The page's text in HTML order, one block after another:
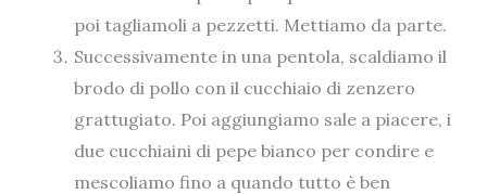
poi tagliamoli a pezzetti. Mettiamo da parte.
Successivamente in una pentola, scaldiamo il
brodo di pollo con il cucchiaio di zenzero
grattugiato. Poi aggiungiamo sale a piacere, i
due cucchiaini di pepe bianco per condire e
mescoliamo fino a quando tutto è ben